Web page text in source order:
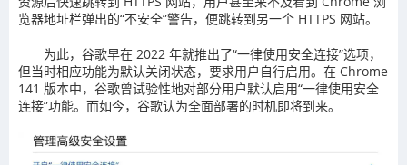
览器地址栏弹出的“不安全”警告，便跳转到另一个 HTTPS 网站。
为此，谷歌早在 2022 年就推出了“一律使用安全连接”选项，
但当时相应功能为默认关闭状态，要求用户自行启用。在 Chrome
141 版本中，谷歌曾试验性地对部分用户默认启用“一律使用安全
连接”功能。而如今，谷歌认为全面部署的时机即将到来。